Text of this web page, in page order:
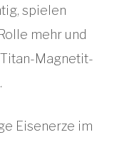
spielen
mehr und
Magnetit-
Eisenerze im